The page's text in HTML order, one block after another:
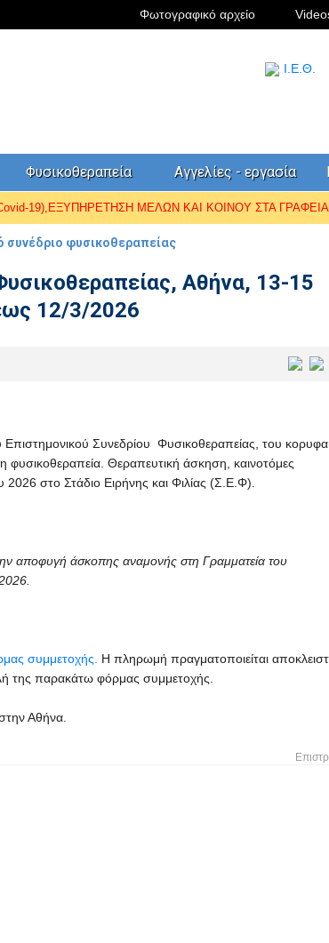
Φωτογραφικό αρχείο
I.Ε.Θ.
Φυσικοθεραπεία Αγγελίες - εργασία
19),ΕΞΥΠΗΡΕΤΗΣΗ ΜΕΛΩΝ ΚΑΙ ΚΟΙΝΟΥ ΣΤΑ
συνέδριο φυσικοθεραπείας
Αθήνα, 13-15
12/3/2026
Συνεδρίου Φυσικοθεραπείας, του
φυσικοθεραπεία. Θεραπευτική άσκηση, καινοτόμες
στο Στάδιο Ειρήνης και Φιλίας (Σ.Ε.Φ).
αποφυγή άσκοπης αναμονής στη Γραμματεία του
συμμετοχής.
Η πληρωμή πραγματοποιείται
της παρακάτω φόρμας συμμετοχής.
Αθήνα.